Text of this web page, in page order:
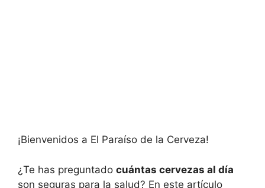
¡Bienvenidos a El Paraíso de la Cerveza!
¿Te has preguntado cuántas cervezas al día
son seguras para la salud? En este artículo